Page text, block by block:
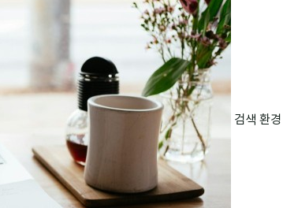
검색 환경